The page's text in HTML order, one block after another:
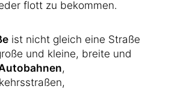
flott zu bekommen.
ist nicht gleich eine Straße
und kleine, breite und
,